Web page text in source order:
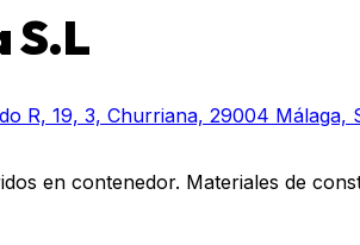
S.L
R, 19, 3, Churriana, 29004 Málaga,
en contenedor. Materiales de